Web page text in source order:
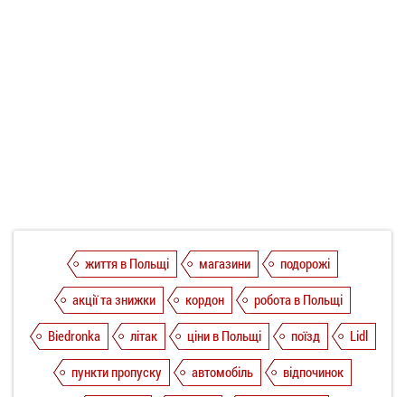
життя в Польщі магазини
подорожі
акції та знижки
кордон
робота в Польщі
Biedronka
літак ціни в Польщі поїзд
Lidl
пункти пропуску
автомобіль
відпочинок